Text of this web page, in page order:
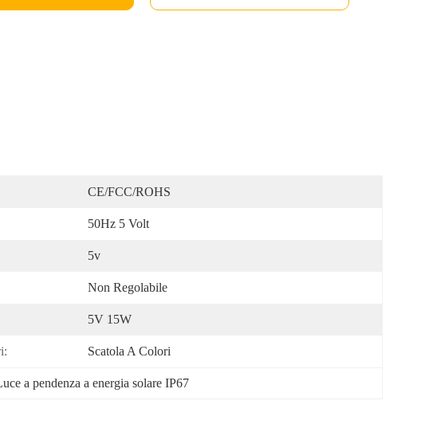
CE/FCC/ROHS
50Hz 5 Volt
5v
Non Regolabile
5V 15W
Scatola A Colori
a pendenza a energia solare IP67